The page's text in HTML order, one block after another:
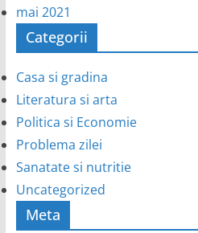
mai 2021
Categorii
Casa si gradina
Literatura si arta
Politica si Economie
Problema zilei
Sanatate si nutritie
Uncategorized
Meta